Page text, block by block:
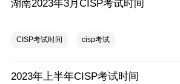
湖南2023年3月CISP考试时间
CISP考试时间 cisp考试
2023年上半年CISP考试时间